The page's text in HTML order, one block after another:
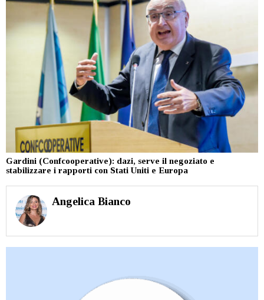
Gardini (Confcooperative): dazi, serve il negoziato e
stabilizzare i rapporti con Stati Uniti e Europa
Angelica Bianco